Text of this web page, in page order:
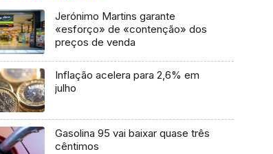
Jerónimo Martins garante
«esforço» de «contenção» dos
preços de venda
Inflação acelera para 2,6% em
julho
Gasolina 95 vai baixar quase três
cêntimos